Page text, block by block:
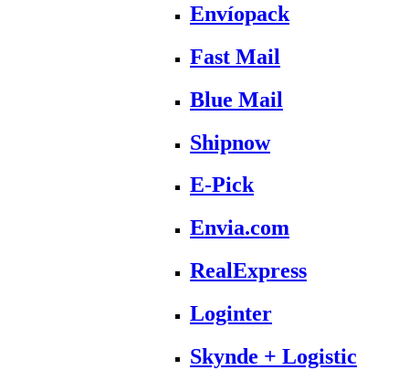
Envíopack
Fast Mail
Blue Mail
Shipnow
E-Pick
Envia.com
RealExpress
Loginter
Skynde + Logistic